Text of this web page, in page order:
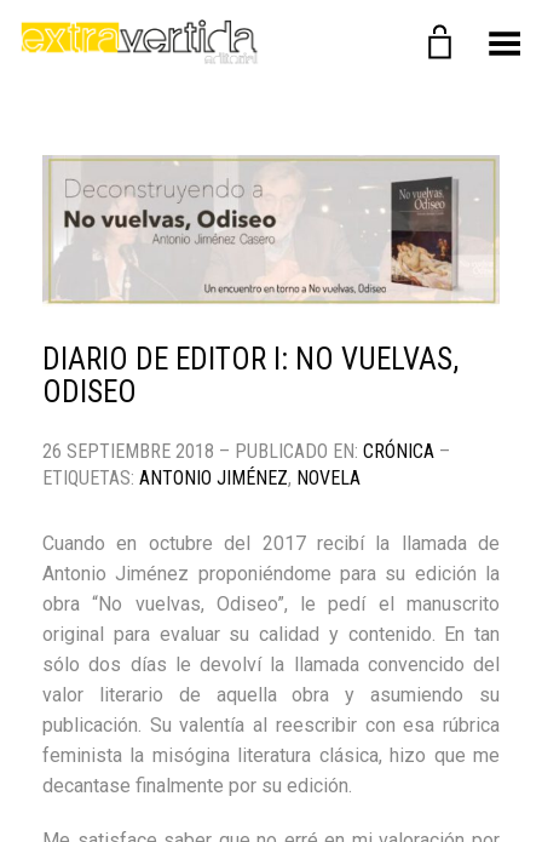
Menú
DIARIO DE EDITOR I: NO VUELVAS,
ODISEO
26 SEPTIEMBRE 2018 – PUBLICADO EN: CRÓNICA –
ETIQUETAS: ANTONIO JIMÉNEZ, NOVELA
Cuando en octubre del 2017 recibí la llamada de
Antonio Jiménez proponiéndome para su edición la
obra “No vuelvas, Odiseo”, le pedí el manuscrito
original para evaluar su calidad y contenido. En tan
sólo dos días le devolví la llamada convencido del
valor literario de aquella obra y asumiendo su
publicación. Su valentía al reescribir con esa rúbrica
feminista la misógina literatura clásica, hizo que me
decantase finalmente por su edición.